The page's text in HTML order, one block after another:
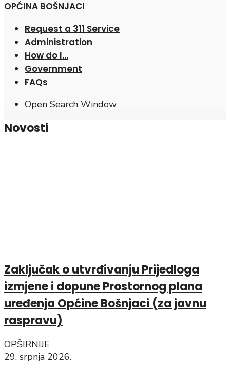
OPĆINA BOŠNJACI
Request a 311 Service
Administration
How do I…
Government
FAQs
Open Search Window
Novosti
Zaključak o utvrđivanju Prijedloga
izmjene i dopune Prostornog plana
uređenja Općine Bošnjaci (za javnu
raspravu)
OPŠIRNIJE
29. srpnja 2026.